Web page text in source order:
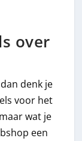
over
denk je
voor het
wat je
een